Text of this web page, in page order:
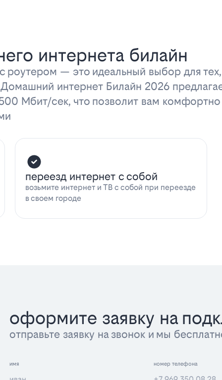
интернета билайн
— это идеальный выбор для тех,
интернет Билайн 2026
Мбит/сек, что позволит вам комфортно
переезд интернет с собой
возьмите интернет и ТВ с собой при переезде
в своем городе
оформите заявку на
отправьте заявку на звонок и мы
имя номер телефона